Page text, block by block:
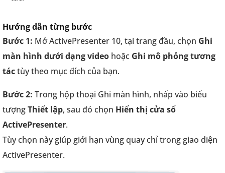
Hướng dẫn từng bước
Bước 1: Mở ActivePresenter 10, tại trang đầu, chọn Ghi
màn hình dưới dạng video hoặc Ghi mô phỏng tương
táctùy theo mục đích của bạn.
Bước 2: Trong hộp thoại Ghi màn hình, nhấp vào biểu
tượngThiết lập, sau đó chọn Hiển thị cửa sổ
ActivePresenter.
Tùy chọn này giúp giới hạn vùng quay chỉ trong giao diện
ActivePresenter.